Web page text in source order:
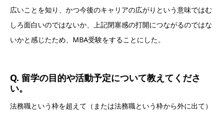
広いことを知り、かつ今後のキャリアの広がりという意味ではむ
しろ面白いのではないか、上記閉塞感の打開につながるのではな
いかと感じたため、MBA受験をすることにした。
Q. 留学の目的や活動予定について教えてくださ
い。
法務職という枠を超えて（または法務職という枠から外に出て）